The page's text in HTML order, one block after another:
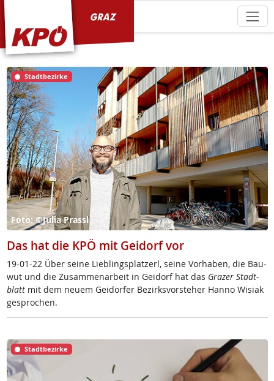
Stadtbezirke
Foto: ©Julia Prassl
Das hat die KPÖ mit Geidorf vor
19-01-22 Über sei­ne Lie­b­lings­plat­zerl, sei­ne Vor­ha­ben, die Bau­
wut und die Zu­sam­men­ar­beit in Gei­dorf hat das Gra­zer Stadt­
blattmit dem neu­em Gei­dor­fer Be­zirks­vor­ste­her Han­no Wi­siak
ge­spro­chen.
Stadtbezirke